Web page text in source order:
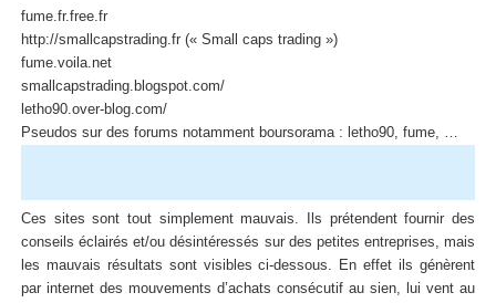
fume.fr.free.fr
http://smallcapstrading.fr (« Small caps trading »)
fume.voila.net
smallcapstrading.blogspot.com/
letho90.over-blog.com/
Pseudos sur des forums notamment boursorama : letho90, fume, …
Ces sites sont tout simplement mauvais. Ils prétendent fournir des
conseils éclairés et/ou désintéressés sur des petites entreprises, mais
les mauvais résultats sont visibles ci-dessous. En effet ils génèrent
par internet des mouvements d’achats consécutif au sien, lui vent au